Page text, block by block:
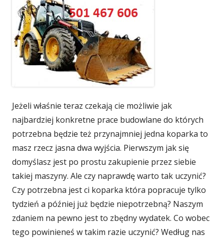
Jeżeli właśnie teraz czekają cie możliwie jak
najbardziej konkretne prace budowlane do których
potrzebna będzie też przynajmniej jedna koparka to
masz rzecz jasna dwa wyjścia. Pierwszym jak się
domyślasz jest po prostu zakupienie przez siebie
takiej maszyny. Ale czy naprawdę warto tak uczynić?
Czy potrzebna jest ci koparka która popracuje tylko
tydzień a później już będzie niepotrzebną? Naszym
zdaniem na pewno jest to zbędny wydatek. Co wobec
tego powinieneś w takim razie uczynić? Według nas